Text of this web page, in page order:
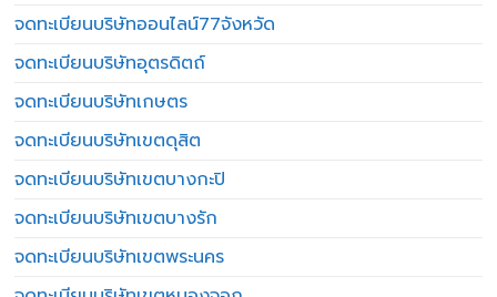
จดทะเบียนบริษัทออนไลน์77จังหวัด
จดทะเบียนบริษัทอุตรดิตถ์
จดทะเบียนบริษัทเกษตร
จดทะเบียนบริษัทเขตดุสิต
จดทะเบียนบริษัทเขตบางกะปิ
จดทะเบียนบริษัทเขตบางรัก
จดทะเบียนบริษัทเขตพระนคร